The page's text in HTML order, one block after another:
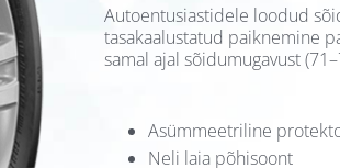
Autoentusiastidele loodud
tasakaalustatud paiknemine
samal ajal sõidumugavust
Asümmeetriline
Neli laia põhisoont